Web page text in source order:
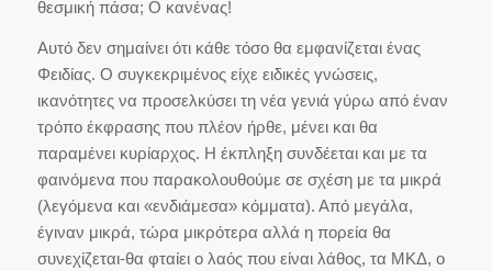
θεσμική πάσα; Ο κανένας!
Αυτό δεν σημαίνει ότι κάθε τόσο θα εμφανίζεται ένας
Φειδίας. Ο συγκεκριμένος είχε ειδικές γνώσεις,
ικανότητες να προσελκύσει τη νέα γενιά γύρω από έναν
τρόπο έκφρασης που πλέον ήρθε, μένει και θα
παραμένει κυρίαρχος. Η έκπληξη συνδέεται και με τα
φαινόμενα που παρακολουθούμε σε σχέση με τα μικρά
(λεγόμενα και «ενδιάμεσα» κόμματα). Από μεγάλα,
έγιναν μικρά, τώρα μικρότερα αλλά η πορεία θα
συνεχίζεται-θα φταίει ο λαός που είναι λάθος, τα ΜΚΔ, ο